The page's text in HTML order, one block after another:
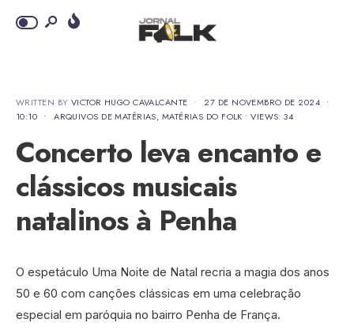
WRITTEN BY VICTOR HUGO CAVALCANTE • 27 DE NOVEMBRO DE 2024 •
10:10 • ARQUIVOS DE MATÉRIAS, MATÉRIAS DO FOLK •VIEWS: 34
Concerto leva encanto e
clássicos musicais
natalinos à Penha
O espetáculo Uma Noite de Natal recria a magia dos anos
50 e 60 com canções clássicas em uma celebração
especial em paróquia no bairro Penha de França.